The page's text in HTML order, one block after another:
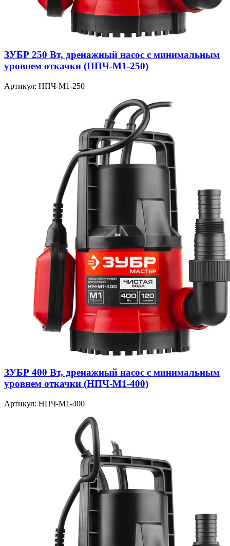
ЗУБР 250 Вт, дренажный насос с минимальным
уровнем откачки (НПЧ-М1-250)
Артикул: НПЧ-М1-250
ЗУБР 400 Вт, дренажный насос с минимальным
уровнем откачки (НПЧ-М1-400)
Артикул: НПЧ-М1-400